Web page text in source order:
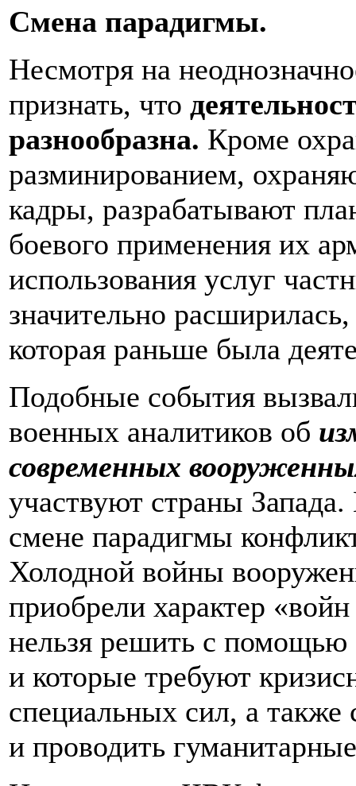
Смена парадигмы.
Несмотря на
признать, что
разнообразна. Кроме
разминированием,
кадры, разрабатывают
боевого применения их
использования услуг
значительно
которая раньше была
Подобные события
военных аналитиков об
современных
участвуют страны
смене парадигмы
Холодной войны
приобрели характер
нельзя решить с помощью
и которые требуют
специальных сил, а также
и проводить